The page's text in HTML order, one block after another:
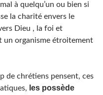
à quelqu’un ou bien si
la charité envers le
Dieu , la foi et
un organisme étroitement
de chrétiens pensent, ces
les possède